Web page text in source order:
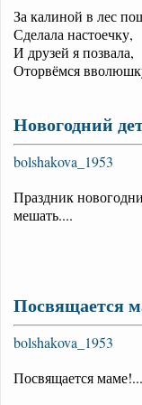
За калиной в лес
Сделала настоечку,
И друзей я позвала,
Оторвёмся
Новогодний
bolshakova_1953
Праздник
мешать....
Посвящается
bolshakova_1953
Посвящается маме!...